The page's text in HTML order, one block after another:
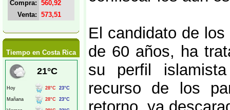
Compra: 560,92
Venta: 573,51
Tiempo en Costa Rica
El candidato de
de 60 años, ha
su perfil
recurso de los